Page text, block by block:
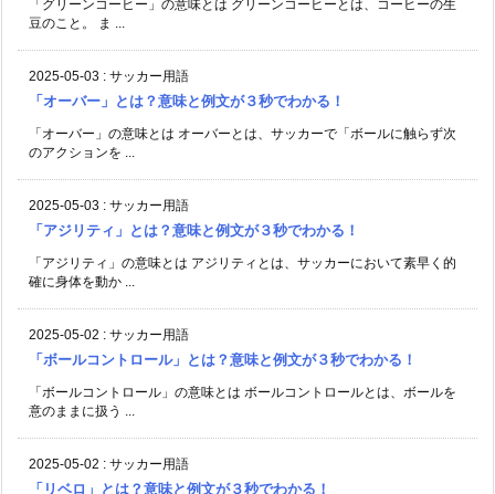
「グリーンコーヒー」の意味とは グリーンコーヒーとは、コーヒーの生
豆のこと。 ま ...
2025-05-03 : サッカー用語
「オーバー」とは？意味と例文が３秒でわかる！
「オーバー」の意味とは オーバーとは、サッカーで「ボールに触らず次
のアクションを ...
2025-05-03 : サッカー用語
「アジリティ」とは？意味と例文が３秒でわかる！
「アジリティ」の意味とは アジリティとは、サッカーにおいて素早く的
確に身体を動か ...
2025-05-02 : サッカー用語
「ボールコントロール」とは？意味と例文が３秒でわかる！
「ボールコントロール」の意味とは ボールコントロールとは、ボールを
意のままに扱う ...
2025-05-02 : サッカー用語
「リベロ」とは？意味と例文が３秒でわかる！